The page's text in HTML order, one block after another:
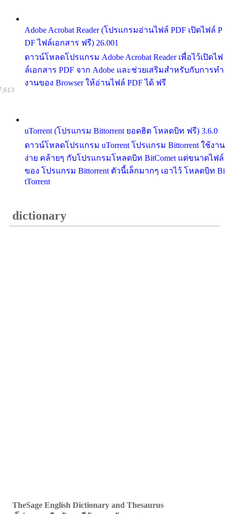
Adobe Acrobat Reader (โปรแกรมอ่านไฟล์ PDF เปิดไฟล์ P
DF ไฟล์เอกสาร ฟรี) 26.001
ดาวน์โหลดโปรแกรม Adobe Acrobat Reader เพื่อไว้เปิดไฟ
ล์เอกสาร PDF จาก Adobe และช่วยเสริมสำหรับกับการทำ
งานของ Browser ให้อ่านไฟล์ PDF ได้ ฟรี
uTorrent (โปรแกรม Bittorrent ยอดฮิต โหลดบิท ฟรี) 3.6.0
ดาวน์โหลดโปรแกรม uTorrent โปรแกรม Bittorrent ใช้งาน
ง่าย คล้ายๆ กับโปรแกรมโหลดบิท BitComet แต่ขนาดไฟล์
ของ โปรแกรม Bittorrent ตัวนี้เล็กมากๆ เอาไว้ โหลดบิท Bi
tTorrent
dictionary
TheSage English Dictionary and Thesaurus